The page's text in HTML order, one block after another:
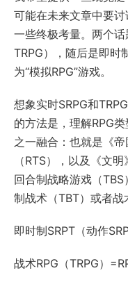
可能在未来文章中要
一些终极考量。两个
TRPG），随后是即时
为“模拟RPG”游戏。
想象实时SRPG和
的方法是，理解RPG
之一融合：也就是《
（RTS），以及《文
回合制战略游戏（
制战术（TBT）或者战
即时制SRPT（动作
战术RPG（TRPG）